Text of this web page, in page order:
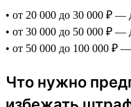
• от 20 000 до 30 000 ₽
• от 30 000 до 50 000 ₽
• от 50 000 до 100 000 ₽
Что нужно